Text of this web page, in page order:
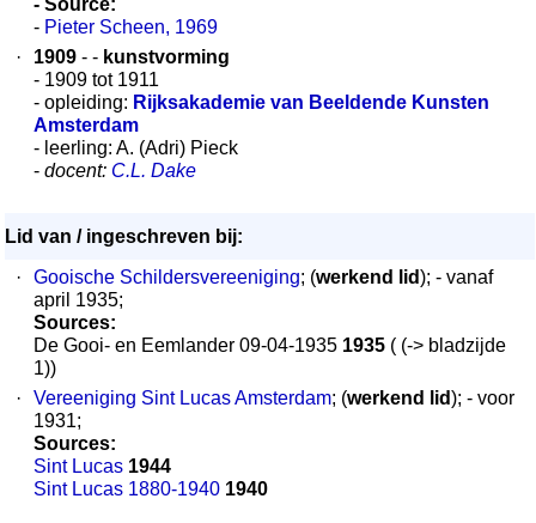
- Source:
- Pieter Scheen, 1969
·
1909 - - kunstvorming
- 1909 tot 1911
- opleiding: Rijksakademie van Beeldende Kunsten
Amsterdam
- leerling: A. (Adri) Pieck
- docent: C.L. Dake
Lid van / ingeschreven bij:
·
Gooische Schildersvereeniging; (werkend lid); - vanaf
april 1935;
Sources:
De Gooi- en Eemlander 09-04-1935 1935 ( (-> bladzijde
1))
·
Vereeniging Sint Lucas Amsterdam; (werkend lid); - voor
1931;
Sources:
Sint Lucas 1944
Sint Lucas 1880-1940 1940